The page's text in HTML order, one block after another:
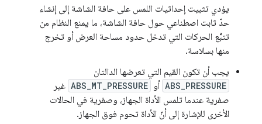
يؤدي تثبيت إحداثيات اللمس على حافة الشاشة إلى إنشاء
حدّ ثابت اصطناعي حول حافة الشاشة، ما يمنع النظام من
تتبُّع الحركات التي تدخل حدود مساحة العرض أو تخرج
منها بسلاسة.
يجب أن تكون القيم التي تعرضها الدالتان
ABS_PRESSURE أو ABS_MT_PRESSURE غير
صفرية عندما تلمس الأداة الجهاز، وصفرية في الحالات
الأخرى للإشارة إلى أنّ الأداة تحوم فوق الجهاز.